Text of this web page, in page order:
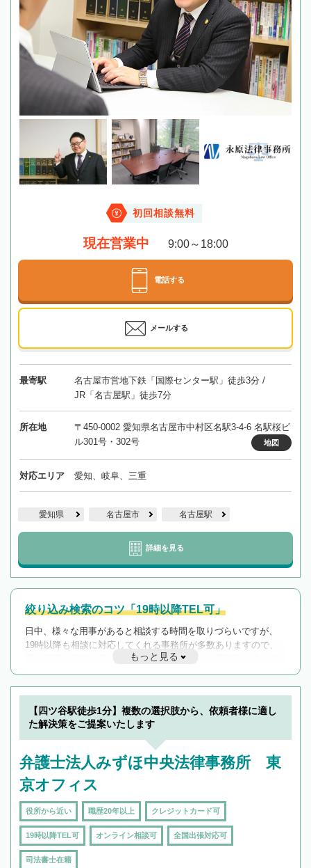
初回相談無料
現在営業中 9:00～18:00
電話する
メールする
最寄駅
名古屋市営地下鉄「国際センター駅」徒歩3分 /
JR「名古屋駅」徒歩7分
所在地
〒450-0002 愛知県名古屋市中村区名駅3-4-6 名駅桜ビ
ル301号・302号
地図
対応エリア 愛知、岐阜、三重
愛知県 名古屋市 名古屋駅
詳細を見る
絞り込み検索のコツ「19時以降TEL可」
日中、様々な用事があると相談する時間を取りづらいですが、
19時以降も相談に対応してくれる事務所が多数ありますので、
遅い時間の相談が増えそうな場合はそのような事務所に絞り込
んで検索してみましょう。
19時以降TEL可の条件
を加えて再検索
もっと見る
【四ツ谷駅徒歩1分】複数の選択肢から、依頼者様に適し
た解決策をご提案いたします
弁護士法人みずほ中央法律事務所 東
京オフィス
役所から近い 職歴20年以上 クレジットカード可
19時以降TEL可 オンライン相談可 全国出張対応可
司法書士在籍